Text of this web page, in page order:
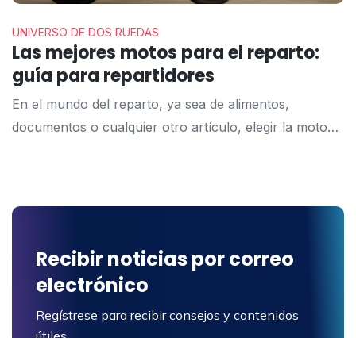
El problema comienza de […]
UNIVERSO DE DOS RUEDAS
Las mejores motos para el reparto:
guía para repartidores
En el mundo del reparto, ya sea de alimentos,
documentos o cualquier otro artículo, elegir la moto
Recibir noticias por correo
electrónico
Regístrese para recibir consejos y contenidos